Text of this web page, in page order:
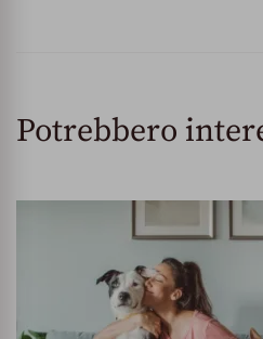
Potrebbero